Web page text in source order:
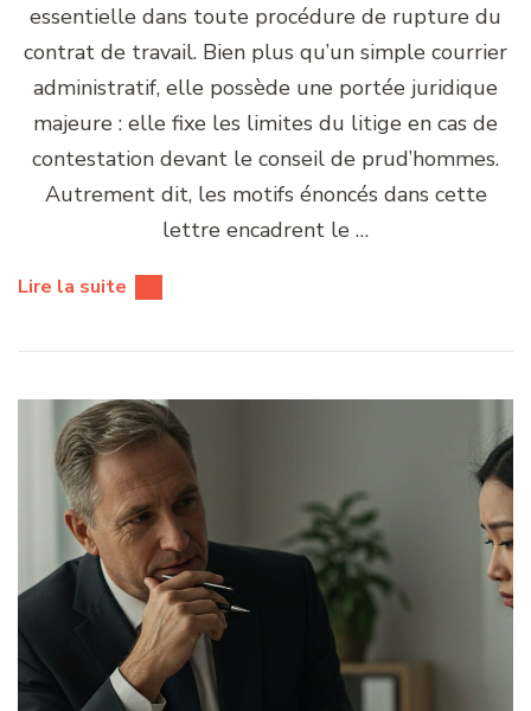
essentielle dans toute procédure de rupture du
contrat de travail. Bien plus qu’un simple courrier
administratif, elle possède une portée juridique
majeure : elle fixe les limites du litige en cas de
contestation devant le conseil de prud’hommes.
Autrement dit, les motifs énoncés dans cette
lettre encadrent le …
Lire la suite